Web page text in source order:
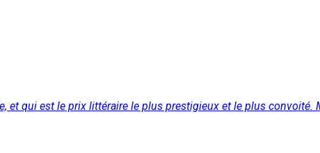
qui est le prix littéraire le plus prestigieux et le plus